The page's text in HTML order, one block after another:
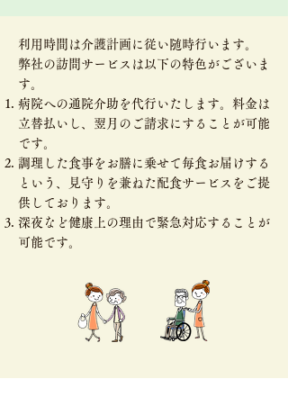
利用時間は介護計画に従い随時行います。
弊社の訪問サービスは以下の特色がございま
す。
​病院への通院介助を代行いたします。料金は
立替払いし、翌月のご請求にすることが可能
です。
調理した食事をお膳に乗せて毎食お届けする
という、見守りを兼ねた配食サービスをご提
供しております。
深夜など健康上の理由で緊急対応することが
可能です。